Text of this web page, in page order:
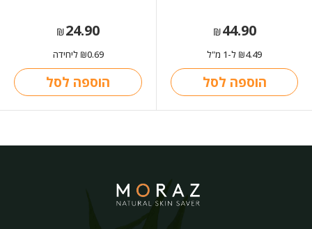
₪44.90
₪4.49 ל-1 מ"ל
הוספה לסל
₪24.90
₪0.69 ליחידה
הוספה לסל